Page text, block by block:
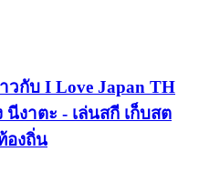
กับ I Love Japan TH
งาตะ - เล่นสกี เก็บสต
องถิ่น